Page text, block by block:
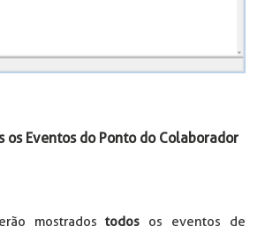
os Eventos do Ponto do Colaborador
mostradostodos os eventos de